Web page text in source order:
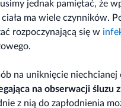
jednak pamiętać, że
ma wiele czynników.
rozpoczynającą się w
na uniknięcie niechcianej
na obserwacji śluzu
z nią do zapłodnienia